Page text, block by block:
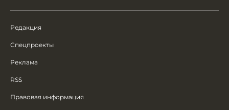
Редакция
Спецпроекты
Реклама
RSS
Правовая информация